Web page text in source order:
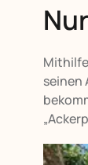
seinen